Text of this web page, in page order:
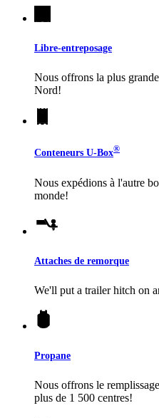
Libre-entreposage
Nous offrons la plus
Nord!
Conteneurs U-Box®
Nous expédions à l'autre
monde!
Attaches de remorque
We'll put a trailer hitch on
Propane
Nous offrons le
plus de 1 500 centres!